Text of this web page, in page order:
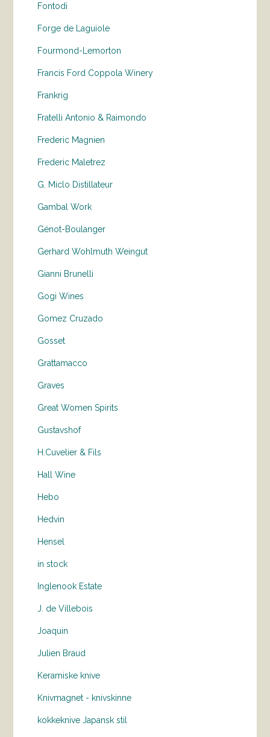
Fontodi
Forge de Laguiole
Fourmond-Lemorton
Francis Ford Coppola Winery
Frankrig
Fratelli Antonio & Raimondo
Frederic Magnien
Frederic Maletrez
G. Miclo Distillateur
Gambal Work
Génot-Boulanger
Gerhard Wohlmuth Weingut
Gianni Brunelli
Gogi Wines
Gomez Cruzado
Gosset
Grattamacco
Graves
Great Women Spirits
Gustavshof
H.Cuvelier & Fils
Hall Wine
Hebo
Hedvin
Hensel
in stock
Inglenook Estate
J. de Villebois
Joaquin
Julien Braud
Keramiske knive
Knivmagnet - knivskinne
kokkeknive Japansk stil